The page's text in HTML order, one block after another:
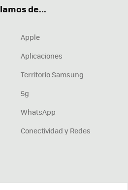
de...
Apple
Aplicaciones
Territorio Samsung
5g
WhatsApp
Conectividad y Redes